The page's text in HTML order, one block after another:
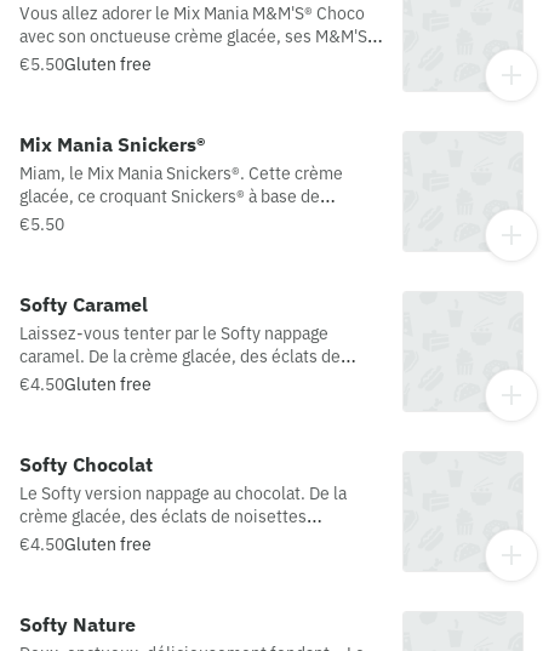
Vous allez adorer le Mix Mania M&M'S® Choco
avec son onctueuse crème glacée, ses M&M'S
et son nappage au chocolat. Il n'y a plus une
€5.50Gluten free
Mix Mania Snickers®
Miam, le Mix Mania Snickers®. Cette crème
glacée, ce croquant Snickers® à base de
cacahuètes et ce nappage au chocolat.
€5.50
Softy Caramel
Laissez-vous tenter par le Softy nappage
caramel. De la crème glacée, des éclats de
noisettes caramélisées et un généreux nappage
€4.50Gluten free
Softy Chocolat
Le Softy version nappage au chocolat. De la
crème glacée, des éclats de noisettes
caramélisées, un généreux nappage au
€4.50Gluten free
Softy Nature